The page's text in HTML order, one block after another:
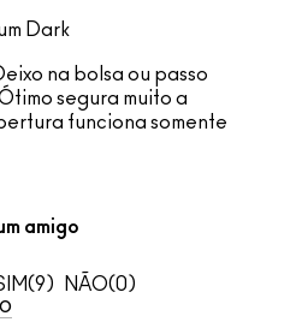
Dark
na bolsa ou passo
segura muito a
funciona somente
amigo
9 0